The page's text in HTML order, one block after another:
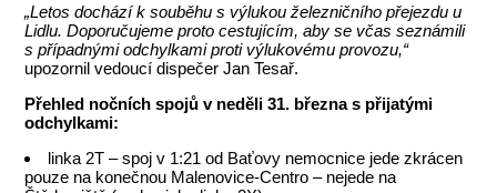
„Letos dochází k souběhu s výlukou železničního přejezdu u
Lidlu. Doporučujeme proto cestujícím, aby se včas seznámili
s případnými odchylkami proti výlukovému provozu,“
upozornil vedoucí dispečer Jan Tesař.
Přehled nočních spojů v neděli 31. března s přijatými
odchylkami:
linka 2T – spoj v 1:21 od Baťovy nemocnice jede zkrácen
pouze na konečnou Malenovice-Centro – nejede na